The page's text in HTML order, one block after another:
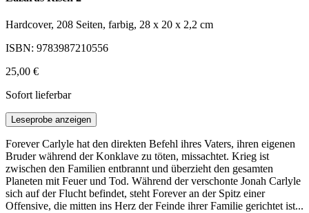
Hardcover, 208 Seiten, farbig, 28 x 20 x 2,2 cm
ISBN: 9783987210556
25,00 €
Sofort lieferbar
Leseprobe anzeigen
Forever Carlyle hat den direkten Befehl ihres Vaters, ihren eigenen
Bruder während der Konklave zu töten, missachtet. Krieg ist
zwischen den Familien entbrannt und überzieht den gesamten
Planeten mit Feuer und Tod. Während der verschonte Jonah Carlyle
sich auf der Flucht befindet, steht Forever an der Spitz einer
Offensive, die mitten ins Herz der Feinde ihrer Familie gerichtet ist...